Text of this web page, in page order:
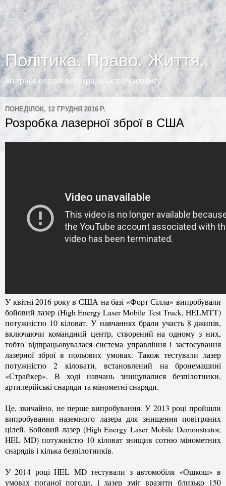
Політика. Право. Життя.
Інтернет-версія всеукраїнського часопису
ПОНЕДІЛОК, 12 ГРУДНЯ 2016 Р.
Розробка лазерної зброї в США
У квітні 2016 року в США на базі «Форт Сілла» випробували
бойовий лазер (High Energy Laser Mobile Test Truck, HELMTT)
потужністю 10 кіловат. У навчаннях брали участь 8 джипів,
включаючи командний центр, створений на одному з них,
тобто відпрацьовувалася система управління і застосування
лазерної зброї в польових умовах. Також тестували лазер
потужністю 2 кіловати, встановлений на бронемашині
«Страйкер». В ході навчань знищувалися безпілотники,
артилерійські снаряди та мінометні снаряди.
Це, звичайно, не перше випробування. У 2013 році пройшли
випробування наземного лазера для знищення повітряних
цілей. Бойовий лазер (High Energy Laser Mobile Demonstrator,
HEL MD) потужністю 10 кіловат знищив сотню мінометних
снарядів і кілька безпілотників.
У 2014 році HEL MD тестували з автомобіля «Ошкош» в
умовах поганої погоди, і лазер зміг вразити близько 150